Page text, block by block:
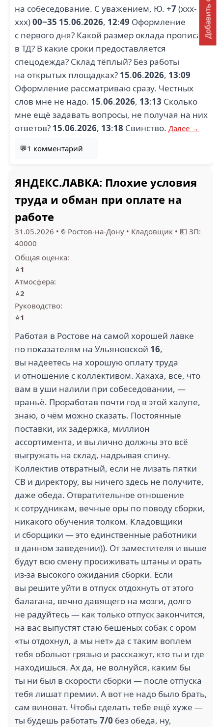
на собеседование. С уважением, Ю. +7(xxx-
xxx)00−35 15.06.2026, 12:49 Оформление
с первого дня? Какой размер оклада прописан
в ТД? В какие сроки предоставляется
спецодежда? Склад тёплый? Без работы
на открытых площадках? 15.06.2026, 13:09
Оформление рассматриваю сразу. Честных
слов мне не надо. 15.06.2026, 13:13 Сколько
мне ещё задавать вопросы, не получая на них
ответов? 15.06.2026, 13:18 Свинство. Далее →
💬1 комментарий
ЯНДЕКС.ЛАВКА: Плохие условия
труда и обман при оплате на
работе
31.05.2026 • Ростов-на-Дону • Кладовщик • 💵 ЗП:
40000
Общая оценка:
⭐1
Атмосфера:
⭐2
Руководство:
⭐1
Работая в Ростове на самой хорошей лавке
по показателям на Ульяновской 16,
вы надеетесь на хорошую оплату труда
и отношение с коллективом. Хахаха, все, что
вам в уши налили при собеседовании, —
враньё. Проработав почти год в этой халупе,
знаю, о чём можно сказать. Постоянные
поставки, их задержка, миллион
ассортимента, и вы лично должны это всё
выгружать на склад, надрывая спину.
Коллектив отвратный, если не лизать пятки
СВ и директору, вы ничего здесь не получите,
даже обеда. Отвратительное отношение
к сотрудникам, вечные оры по поводу сборки,
никакого обучения толком. Кладовщики
и сборщики — это единственные работники
в данном заведении)). От заместителя и выше
будут всю смену просиживать штаны и орать
из-за высокого ожидания сборки. Если
вы решите уйти в отпуск отдохнуть от этого
балагана, вечно давящего на мозги, долго
не радуйтесь — как только отпуск закончится,
на вас выпустят стаю бешеных собак с ором
«ты отдохнул, а мы нет» да с таким воплем
тебя обольют грязью и расскажут, кто ты и где
находишься. Ах да, не волнуйся, каким бы
ты ни был в скорости сборки — после отпуска
тебя лишат премии. А вот не надо было брать,
сам виноват. Чтобы сделать тебе ещё хуже —
ты будешь работать7/0 без обеда, ну,